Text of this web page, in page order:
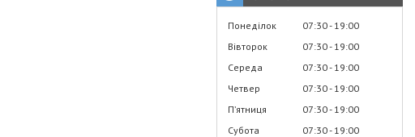
Понеділок 07:30 19:00
Вівторок
07:30 19:00
Середа
07:30 19:00
Четвер
07:30 19:00
Пʼятниця
07:30 19:00
Субота
07:30 19:00